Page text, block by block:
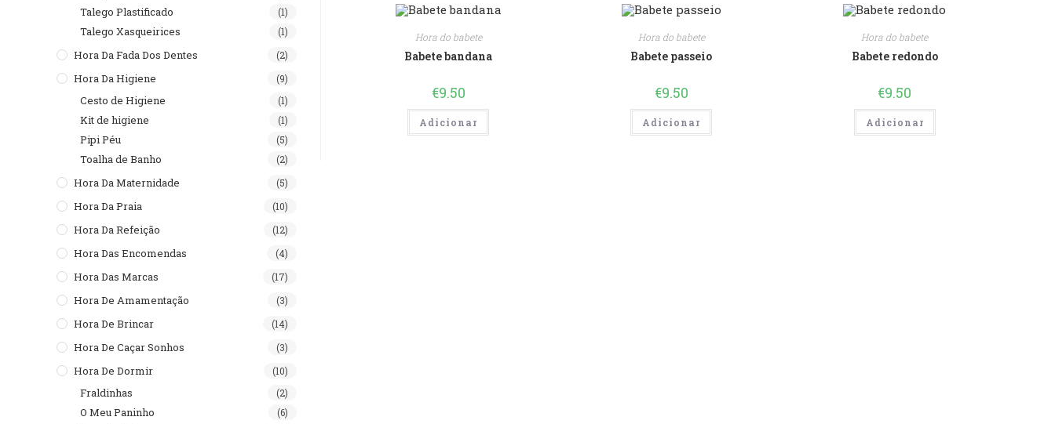
Hora do babete
Babete bandana
€9.50
Adicionar
Hora do babete
Babete passeio
€9.50
Adicionar
Hora do babete
Babete redondo
€9.50
Adicionar
Talego Plastificado (1)
Talego Xasqueirices (1)
Hora Da Fada Dos Dentes (2)
Hora Da Higiene (9)
Cesto de Higiene (1)
Kit de higiene (1)
Pipi Péu (5)
Toalha de Banho (2)
Hora Da Maternidade (5)
Hora Da Praia (10)
Hora Da Refeição (12)
Hora Das Encomendas (4)
Hora Das Marcas (17)
Hora De Amamentação (3)
Hora De Brincar (14)
Hora De Caçar Sonhos (3)
Hora De Dormir (10)
Fraldinhas (2)
O Meu Paninho (6)